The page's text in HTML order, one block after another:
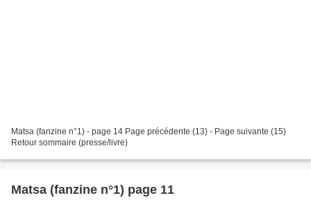
Matsa (fanzine n°1) - page 14 Page précédente (13) - Page suivante (15)
Retour sommaire (presse/livre)
Matsa (fanzine n°1) page 11